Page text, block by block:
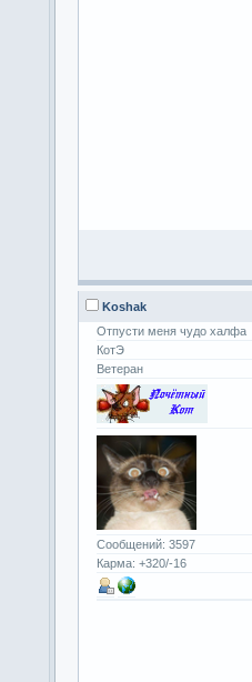
Koshak
Отпусти меня чудо халфа
КотЭ
Ветеран
Сообщений: 3597
Карма: +320/-16